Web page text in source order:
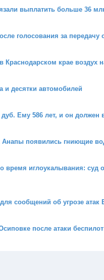
выплатить больше 36
голосования за передачу
крае воздух
и десятки автомобилей
Ему 586 лет, и он должен
Анапы появились гниющие
иглоукалывания: суд
сообщений об угрозе атак
после атаки